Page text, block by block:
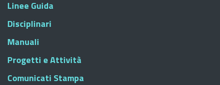
Linee Guida
Disciplinari
Manuali
Progetti e Attività
Comunicati Stampa